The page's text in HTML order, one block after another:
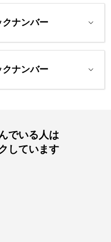
ナンバー
ナンバー
でいる人は
しています